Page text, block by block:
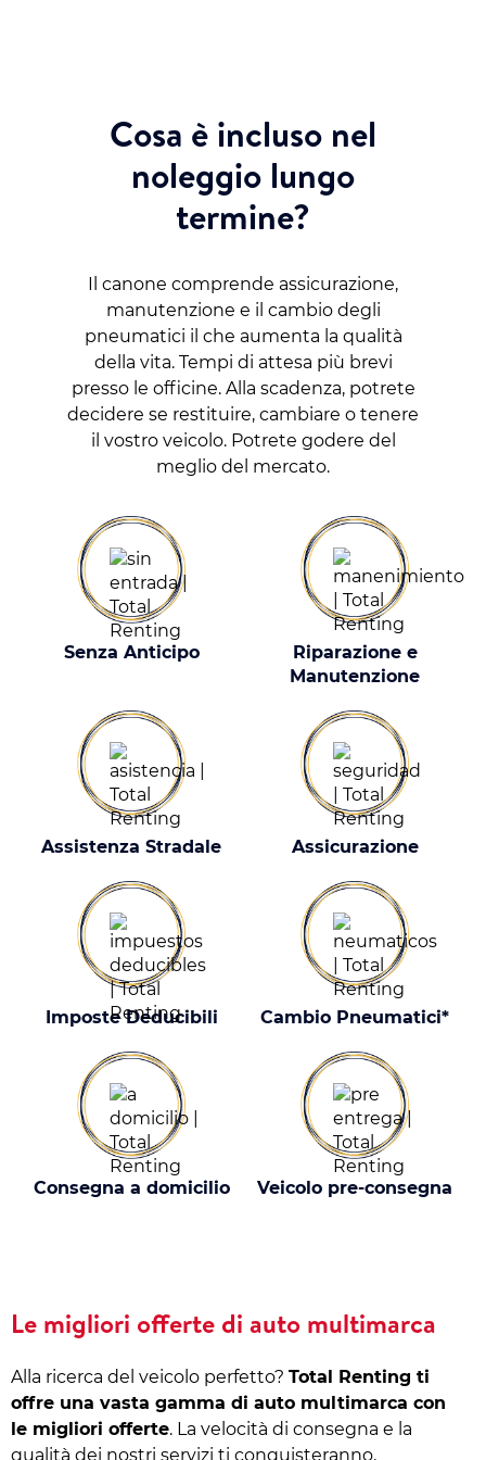
Cosa è incluso nel
noleggio lungo
termine?
Il canone comprende assicurazione,
manutenzione e il cambio degli
pneumatici il che aumenta la qualità
della vita. Tempi di attesa più brevi
presso le officine. Alla scadenza, potrete
decidere se restituire, cambiare o tenere
il vostro veicolo. Potrete godere del
meglio del mercato.
Senza Anticipo
Riparazione e
Manutenzione
Assistenza Stradale Assicurazione
Imposte Deducibili Cambio Pneumatici*
Consegna a domicilio Veicolo pre-consegna
Le migliori offerte di auto multimarca
Alla ricerca del veicolo perfetto? Total Renting ti
offre una vasta gamma di auto multimarca con
le migliori offerte. La velocità di consegna e la
qualità dei nostri servizi ti conquisteranno,